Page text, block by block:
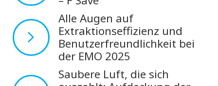
Alle Augen auf
Extraktionseffizienz und
Benutzerfreundlichkeit bei
der EMO 2025
Saubere Luft, die sich